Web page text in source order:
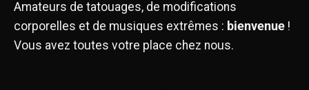
Amateurs de tatouages, de modifications
corporelles et de musiques extrêmes : bienvenue !
Vous avez toutes votre place chez nous.